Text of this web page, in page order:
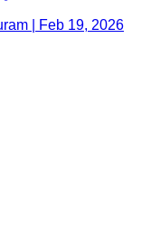
| Feb 19, 2026